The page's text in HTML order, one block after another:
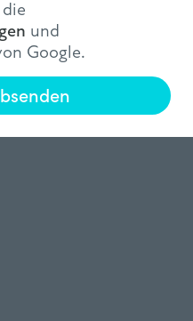
und
Google.